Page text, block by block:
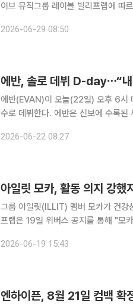
이브 뮤직그룹 레이블 빌리프랩에 따
취지다. 이번 브랜드 개편의 핵심
2026-06-29 08:50
에반, 솔로 데뷔 D-day⋯“내
에반(EVAN)이 오늘(22일) 오후 6시
수로 데뷔한다. 에반은 신보에 수록된 두 곡의 작사·작곡·프로듀싱은 물론 비주얼 크리에이티브 전
오어 다이'와 이지리스닝 인디팝 '오버
2026-06-22 08:27
아일릿 모카, 활동 의지 강
그룹 아일릿(ILLIT) 멤버 모카가 건강상 이유
프랩은 19일 위버스 공지를 통해 "모
지막 주 음악방송에도 일부 참여했으
2026-06-19 15:43
엔하이픈, 8월 21일 컴백 확